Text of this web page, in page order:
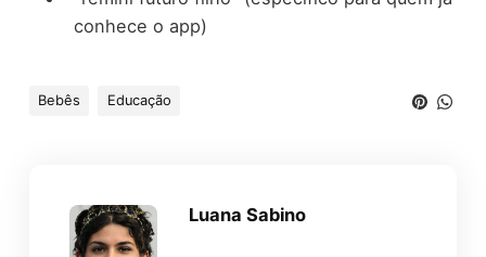
conhece o app)
Bebês Educação
Luana Sabino